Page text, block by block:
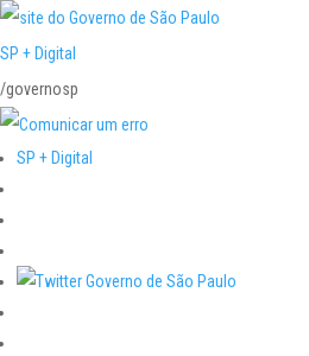
SP + Digital
/governosp
SP + Digital